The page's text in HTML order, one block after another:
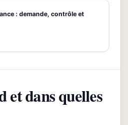
: demande, contrôle et
et dans quelles